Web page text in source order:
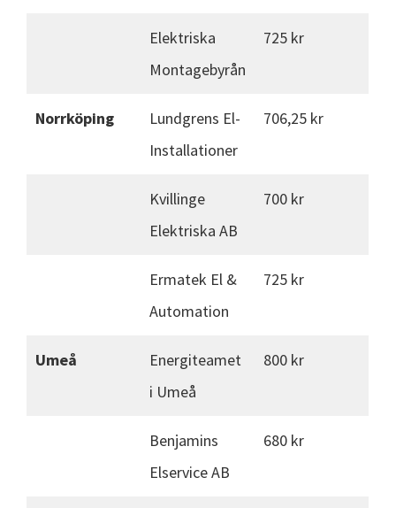
Elektriska
Montagebyrån
725 kr
Norrköping
Lundgrens El-
Installationer
706,25 kr
Kvillinge
Elektriska AB
700 kr
Ermatek El &
Automation
725 kr
Umeå
Energiteamet
i Umeå
800 kr
Benjamins
Elservice AB
680 kr